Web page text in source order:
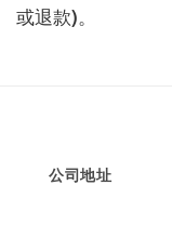
或退款)。
公司地址